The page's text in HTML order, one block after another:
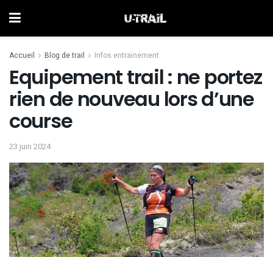
Accueil Blog de trail Infos entrainement
Equipement trail : ne portez
rien de nouveau lors d’une
course
23 juin 2024